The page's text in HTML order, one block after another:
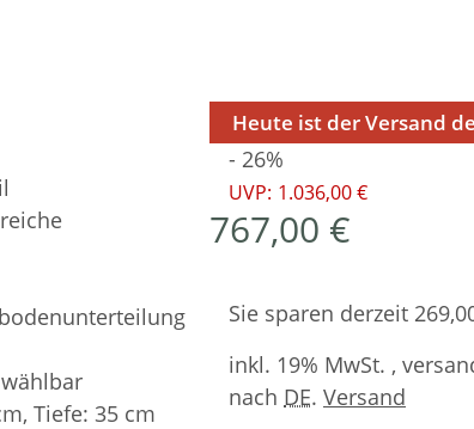
Tiefe: 35 cm
Heute ist der Versand
- 26%
UVP: 1.036,00 €
767,00 €
Sie sparen derzeit
inkl. 19% MwSt. ,
nach DE. Versand